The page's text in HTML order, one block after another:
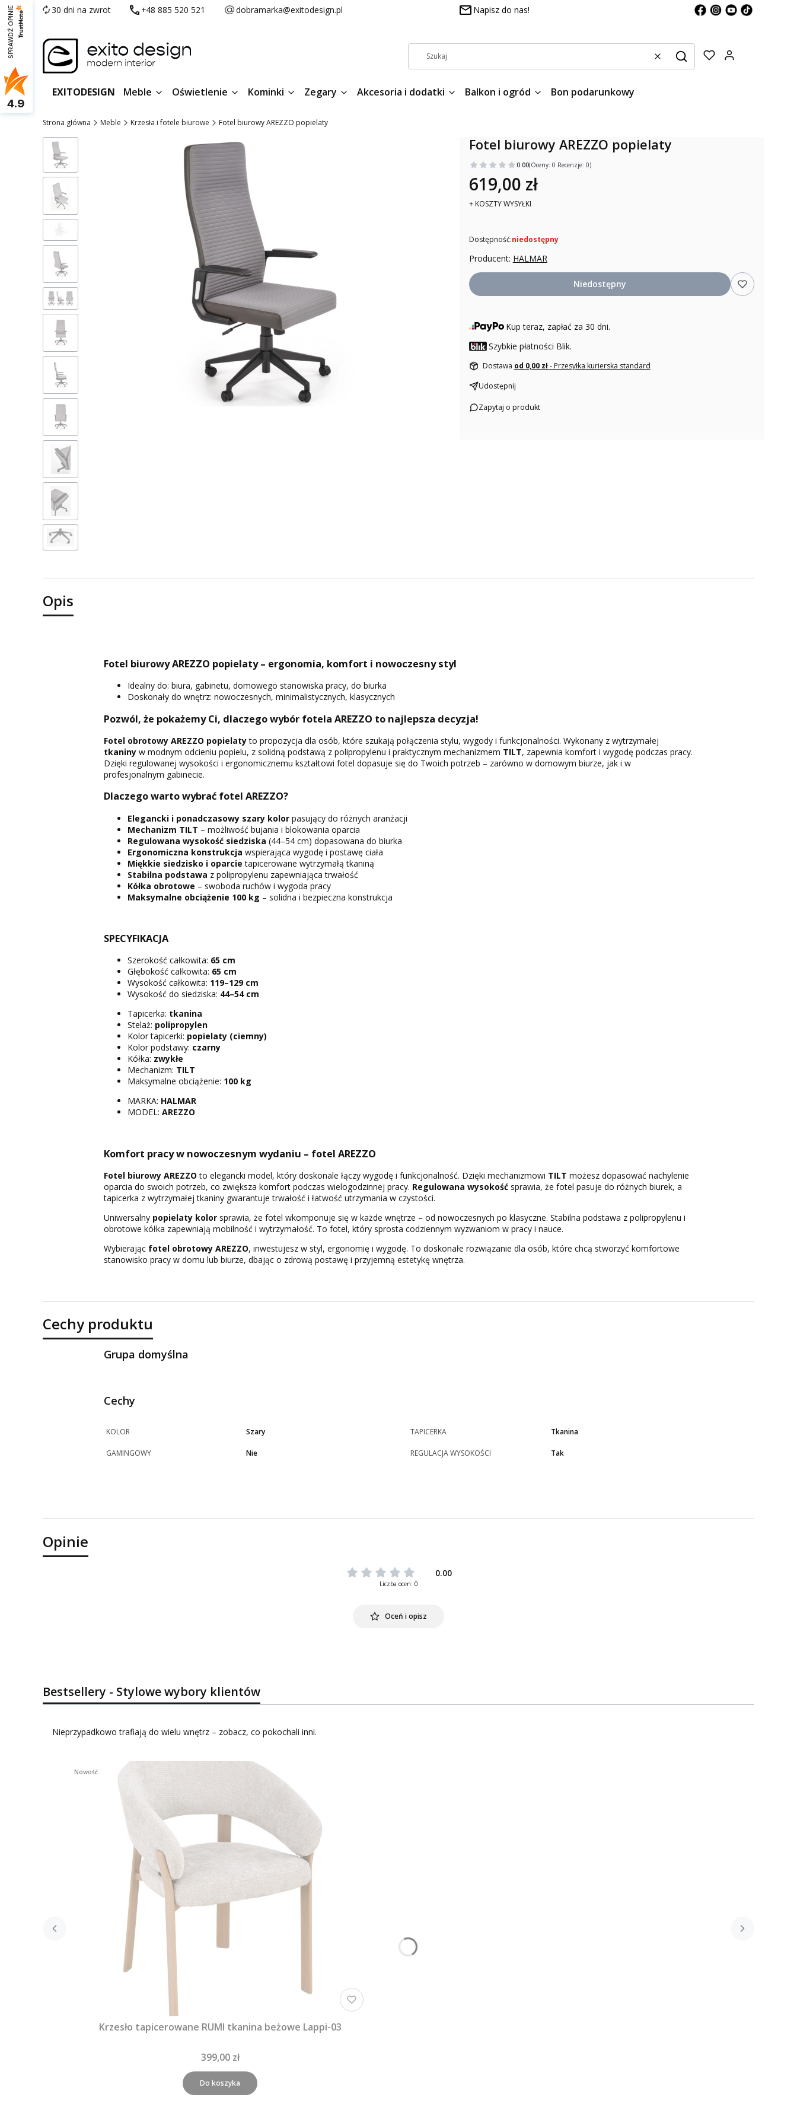
30 dni na zwrot +48 885 520 521 dobramarka@exitodesign.pl Napisz do nas!
WyczyśćSzukaj
EXITODESIGN Meble Oświetlenie Kominki Zegary Akcesoria i dodatki Balkon i ogród Bon podarunkowy
Strona główna Meble Krzesła i fotele biurowe Fotel biurowy AREZZO popielaty
Fotel biurowy AREZZO popielaty
0.00(Oceny: 0 Recenzje: 0)
619,00 zł
+ KOSZTY WYSYŁKI
Dostępność:niedostępny
Producent: HALMAR
Niedostępny
Kup teraz, zapłać za 30 dni.
Szybkie płatności Blik.
Dostawa od 0,00 zł- Przesyłka kurierska standard
Udostępnij
Zapytaj o produkt
Opis
Fotel biurowy AREZZO popielaty – ergonomia, komfort i nowoczesny styl
Idealny do: biura, gabinetu, domowego stanowiska pracy, do biurka
Doskonały do wnętrz: nowoczesnych, minimalistycznych, klasycznych
Pozwól, że pokażemy Ci, dlaczego wybór fotela AREZZO to najlepsza decyzja!
Fotel obrotowy AREZZO popielatyto propozycja dla osób, które szukają połączenia stylu, wygody i funkcjonalności. Wykonany z wytrzymałej
tkaninyw modnym odcieniu popielu, z solidną podstawą z polipropylenu i praktycznym mechanizmem TILT, zapewnia komfort i wygodę podczas pracy.
Dzięki regulowanej wysokości i ergonomicznemu kształtowi fotel dopasuje się do Twoich potrzeb – zarówno w domowym biurze, jak i w
profesjonalnym gabinecie.
Dlaczego warto wybrać fotel AREZZO?
Elegancki i ponadczasowy szary kolorpasujący do różnych aranżacji
Mechanizm TILT – możliwość bujania i blokowania oparcia
Regulowana wysokość siedziska (44–54 cm) dopasowana do biurka
Ergonomiczna konstrukcja wspierająca wygodę i postawę ciała
Miękkie siedzisko i oparcie tapicerowane wytrzymałą tkaniną
Stabilna podstawa z polipropylenu zapewniająca trwałość
Kółka obrotowe – swoboda ruchów i wygoda pracy
Maksymalne obciążenie 100 kg – solidna i bezpieczna konstrukcja
SPECYFIKACJA
Szerokość całkowita: 65 cm
Głębokość całkowita: 65 cm
Wysokość całkowita: 119–129 cm
Wysokość do siedziska: 44–54 cm
Tapicerka: tkanina
Stelaż: polipropylen
Kolor tapicerki: popielaty (ciemny)
Kolor podstawy: czarny
Kółka: zwykłe
Mechanizm: TILT
Maksymalne obciążenie: 100 kg
MARKA: HALMAR
MODEL: AREZZO
Komfort pracy w nowoczesnym wydaniu – fotel AREZZO
Fotel biurowy AREZZO to elegancki model, który doskonale łączy wygodę i funkcjonalność. Dzięki mechanizmowi TILT możesz dopasować nachylenie
oparcia do swoich potrzeb, co zwiększa komfort podczas wielogodzinnej pracy. Regulowana wysokośćsprawia, że fotel pasuje do różnych biurek, a
tapicerka z wytrzymałej tkaniny gwarantuje trwałość i łatwość utrzymania w czystości.
Uniwersalny popielaty kolorsprawia, że fotel wkomponuje się w każde wnętrze – od nowoczesnych po klasyczne. Stabilna podstawa z polipropylenu i
obrotowe kółka zapewniają mobilność i wytrzymałość. To fotel, który sprosta codziennym wyzwaniom w pracy i nauce.
Wybierając fotel obrotowy AREZZO, inwestujesz w styl, ergonomię i wygodę. To doskonałe rozwiązanie dla osób, które chcą stworzyć komfortowe
stanowisko pracy w domu lub biurze, dbając o zdrową postawę i przyjemną estetykę wnętrza.
Cechy produktu
Grupa domyślna
Cechy
KOLOR Szary TAPICERKA Tkanina
GAMINGOWY Nie REGULACJA WYSOKOŚCI Tak
Opinie
0.00
Liczba ocen: 0
Oceń i opisz
Bestsellery - Stylowe wybory klientów
Nieprzypadkowo trafiają do wielu wnętrz – zobacz, co pokochali inni.
Nowość
Krzesło tapicerowane RUMI tkanina beżowe Lappi-03
399,00 zł
Do koszyka
SPRAWDŹ OPINIE
4.9